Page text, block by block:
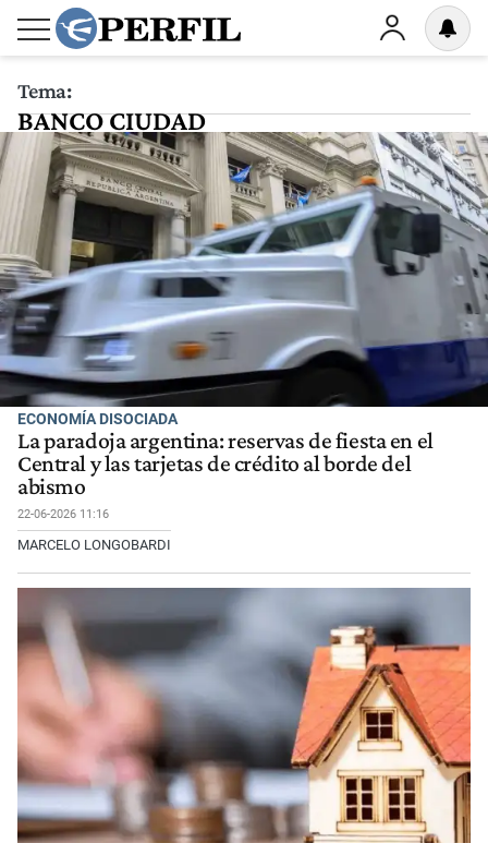
Tema:
BANCO CIUDAD
ECONOMÍA DISOCIADA
La paradoja argentina: reservas de fiesta en el
Central y las tarjetas de crédito al borde del
abismo
22-06-2026 11:16
MARCELO LONGOBARDI